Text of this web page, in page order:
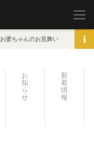
お婆ちゃんのお見舞い
新
着
情
報
お
知
ら
せ